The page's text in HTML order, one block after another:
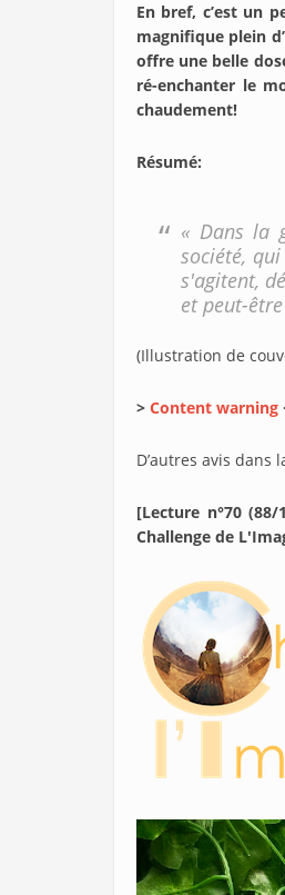
En bref, c’est un
magnifique plein
offre une belle
ré-enchanter le
chaudement!
Résumé:
« Dans la
société,
s'agitent,
et peut-
(Illustration de
> Content warning
D’autres avis dans
[Lecture n°70
Challenge de